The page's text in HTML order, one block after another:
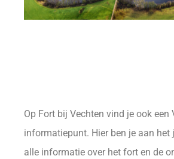
Op Fort bij Vechten vind je ook een
informatiepunt. Hier ben je aan het
alle informatie over het fort en de